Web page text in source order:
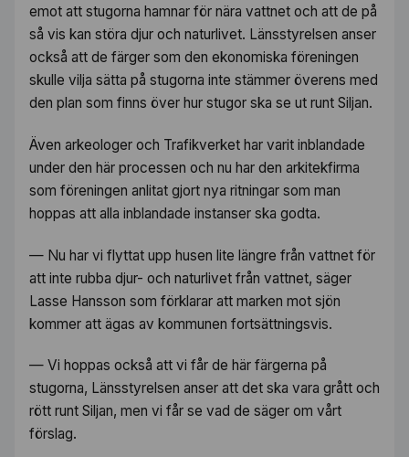
emot att stugorna hamnar för nära vattnet och att de på
så vis kan störa djur och naturlivet. Länsstyrelsen anser
också att de färger som den ekonomiska föreningen
skulle vilja sätta på stugorna inte stämmer överens med
den plan som finns över hur stugor ska se ut runt Siljan.
Även arkeologer och Trafikverket har varit inblandade
under den här processen och nu har den arkitekfirma
som föreningen anlitat gjort nya ritningar som man
hoppas att alla inblandade instanser ska godta.
— Nu har vi flyttat upp husen lite längre från vattnet för
att inte rubba djur- och naturlivet från vattnet, säger
Lasse Hansson som förklarar att marken mot sjön
kommer att ägas av kommunen fortsättningsvis.
— Vi hoppas också att vi får de här färgerna på
stugorna, Länsstyrelsen anser att det ska vara grått och
rött runt Siljan, men vi får se vad de säger om vårt
förslag.